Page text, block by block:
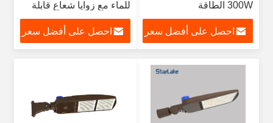
300W الطاقة
احصل على أفضل سعر
للماء مع زوايا شعاع قابلة
للاختيار
احصل على أفضل سعر